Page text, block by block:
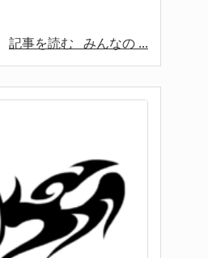
記事を読む みんなの ...